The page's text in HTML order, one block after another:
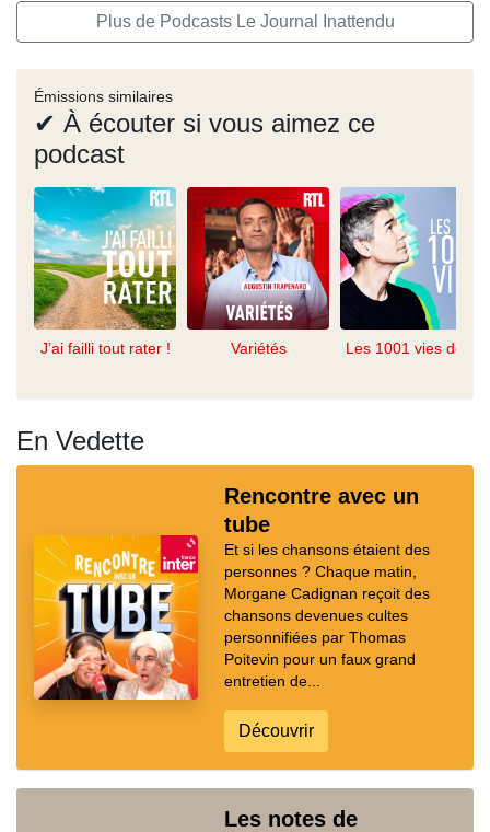
Plus de Podcasts Le Journal Inattendu
Émissions similaires
✔ À écouter si vous aimez ce
podcast
J’ai failli tout rater ! Variétés Les 1001 vies de...
En Vedette
Rencontre avec un
tube
Et si les chansons étaient des
personnes ? Chaque matin,
Morgane Cadignan reçoit des
chansons devenues cultes
personnifiées par Thomas
Poitevin pour un faux grand
entretien de...
Découvrir
Les notes de